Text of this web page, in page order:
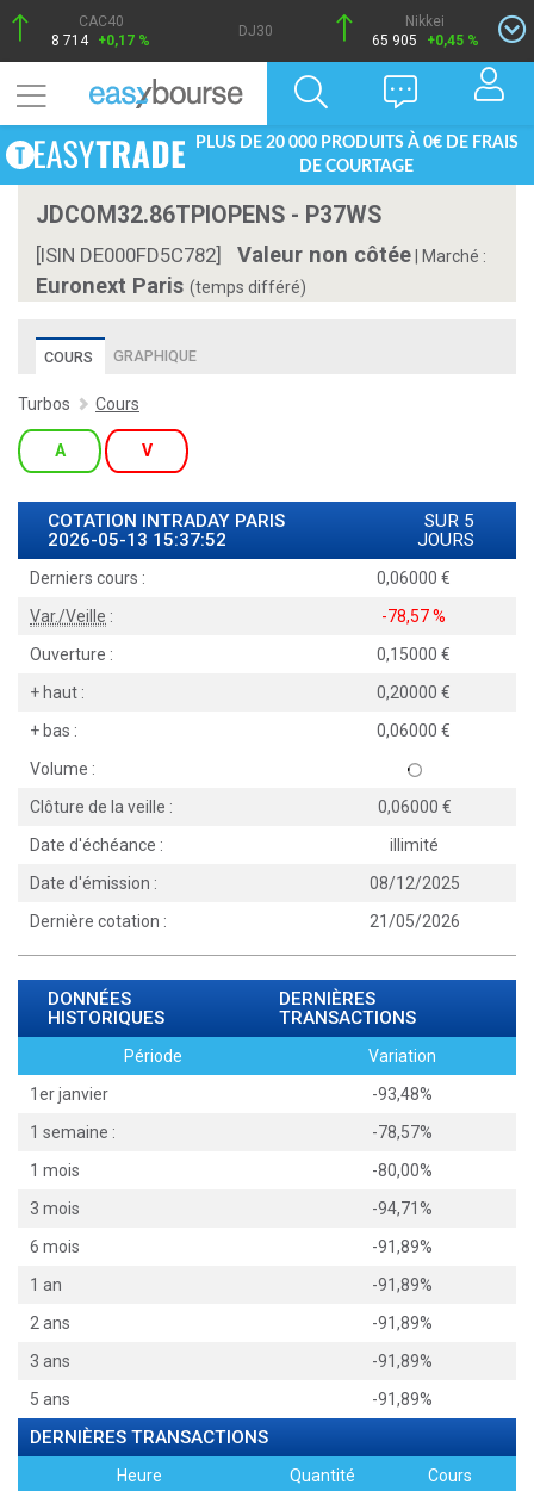
CAC40
8 714 +0,17 %
DJ30
Nikkei
65 905
+0,45 %
PLUS DE 20 000 PRODUITS À 0€ DE FRAIS
DE COURTAGE
JDCOM32.86TPIOPENS - P37WS
[ISIN DE000FD5C782] Valeur non côtée Marché :
Euronext Paris (temps différé)
COURS GRAPHIQUE
Turbos Cours
A V
COTATION INTRADAY PARIS
2026-05-13 15:37:52
SUR 5
JOURS
Derniers cours :
0,06000
Var./Veille :
-78,57 %
Ouverture :
0,15000
+ haut :
0,20000
+ bas :
0,06000
Volume :
Clôture de la veille :
0,06000
Date d'échéance :
illimité
Date d'émission :
08/12/2025
Dernière cotation :
21/05/2026
DONNÉES
HISTORIQUES
DERNIÈRES
TRANSACTIONS
Période
Variation
1er janvier
-93,48%
1 semaine :
-78,57%
1 mois
-80,00%
3 mois
-94,71%
6 mois
-91,89%
1 an
-91,89%
2 ans
-91,89%
3 ans
-91,89%
5 ans
-91,89%
DERNIÈRES TRANSACTIONS
Heure Quantité
Cours